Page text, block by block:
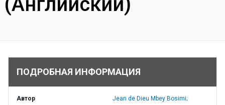
ПОДРОБНАЯ ИНФОРМАЦИЯ
Автор Jean de Dieu Mbey Bosimi;